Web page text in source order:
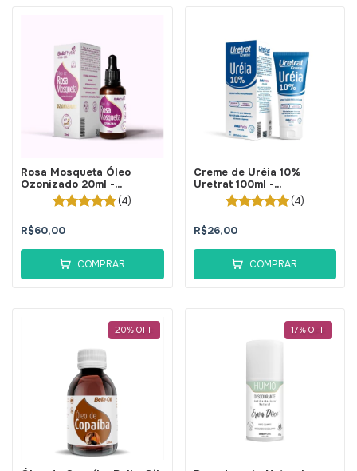
Rosa Mosqueta Óleo
Ozonizado 20ml -
BellaPhytus
(4)
R$60,00
COMPRAR
Creme de Uréia 10%
Uretrat 100ml -
BellaPhytus
(4)
R$26,00
COMPRAR
20% OFF 17% OFF